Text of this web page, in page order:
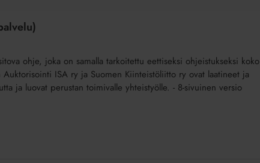
ohje, joka on samalla tarkoitettu eettiseksi ohjeistukseksi koko
ISA ry ja Suomen Kiinteistöliitto ry ovat laatineet ja
ja luovat perustan toimivalle yhteistyölle. - 8-sivuinen versio